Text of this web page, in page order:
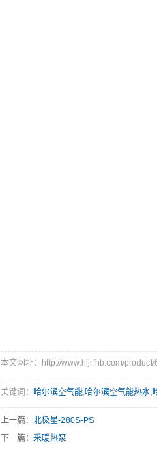
本文网址：http://www.hljrfhb.com/product/
关键词： 哈尔滨空气能,哈尔滨空气能热水,
上一篇： 北极星-280S-PS
下一篇： 采暖热泵